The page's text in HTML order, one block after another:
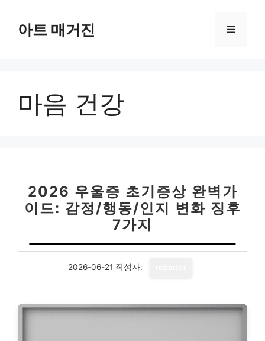
아트 매거진 메
마음 건강
2026 우울증 초기증상 완벽가
이드: 감정/행동/인지 변화 징후
7가지
2026-06-21 작성자: